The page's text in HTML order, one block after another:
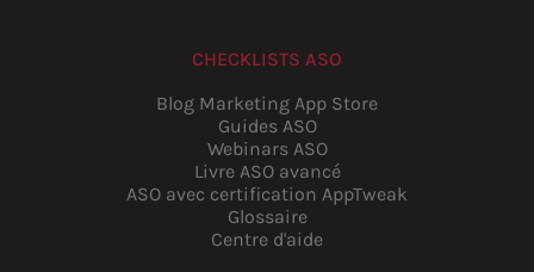
CHECKLISTS ASO
Blog Marketing App Store
Guides ASO
Webinars ASO
Livre ASO avancé
ASO avec certification AppTweak
Glossaire
Centre d'aide